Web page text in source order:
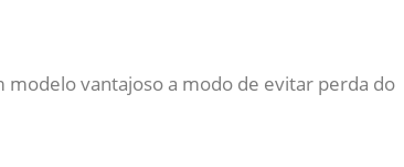
modelo vantajoso a modo de evitar perda do